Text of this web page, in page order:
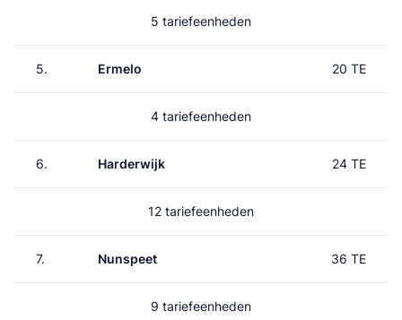
5 tariefeenheden
5. Ermelo 20 TE
4 tariefeenheden
6. Harderwijk 24 TE
12 tariefeenheden
7. Nunspeet 36 TE
9 tariefeenheden